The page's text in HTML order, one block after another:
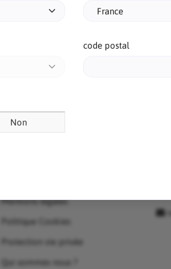
Mentions légales
Politique Cookies
Protection vie privée
Qui sommes nous ?
code postal
Non